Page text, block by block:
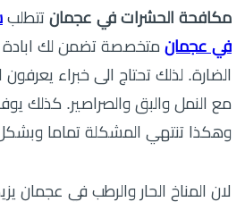
مكافحة الحشرات في عجمان تتطلب
في عجمان متخصصة تضمن لك ابادة
الضارة. لذلك تحتاج الى خبراء
مع النمل والبق والصراصير. كذلك
وهكذا تنتهي المشكلة تماما
لان المناخ الحار والرطب في عجمان